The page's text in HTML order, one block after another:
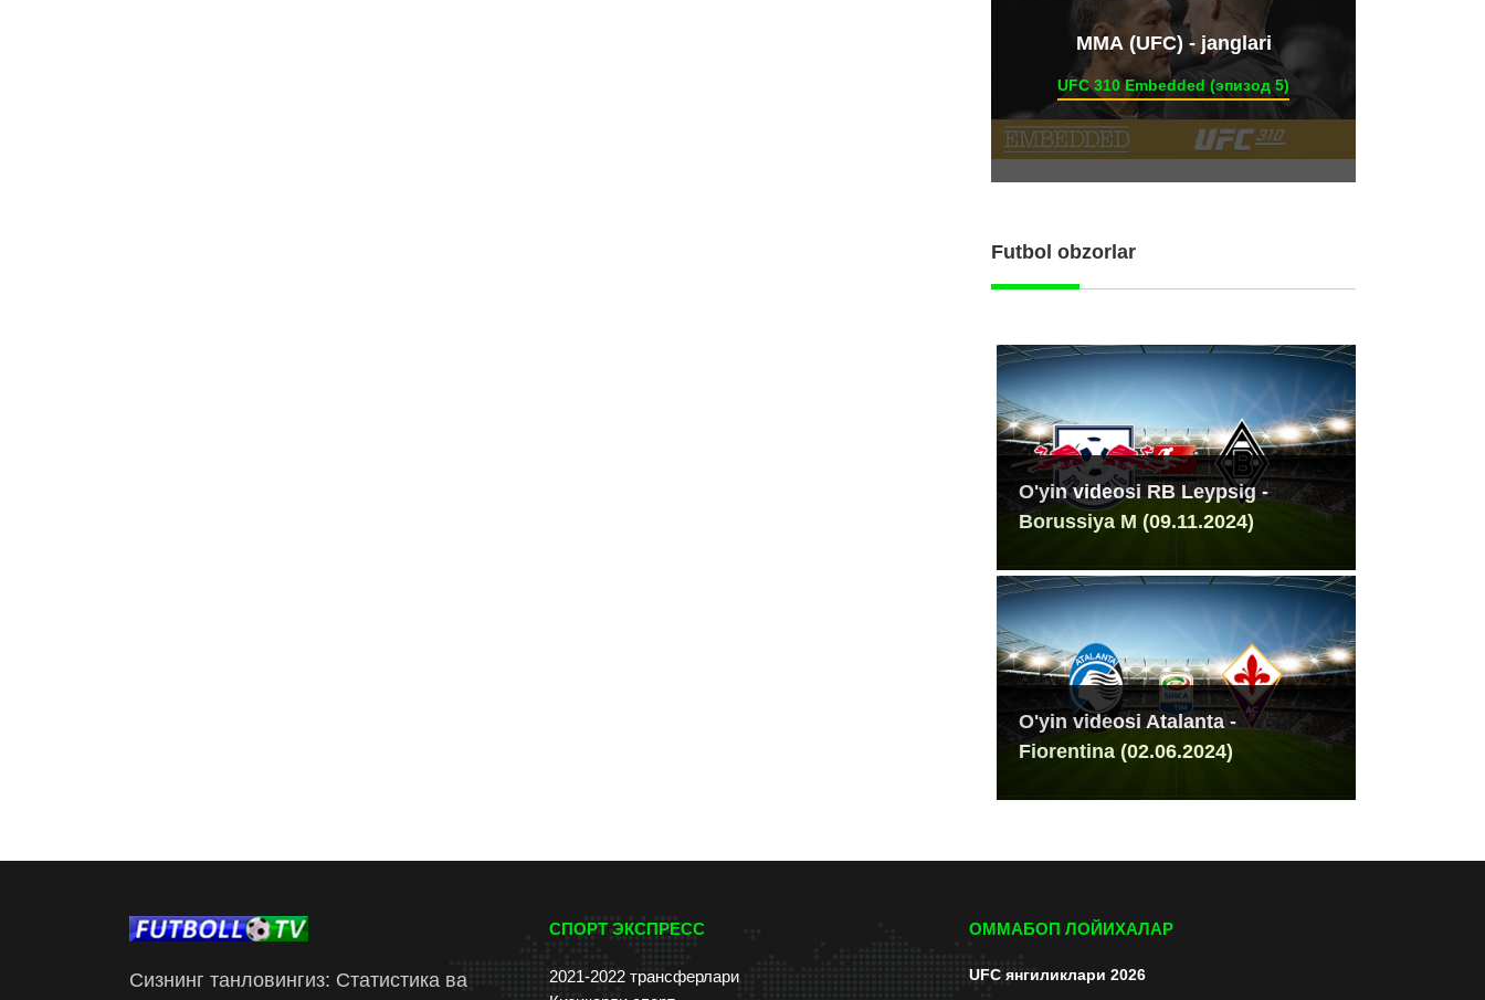
ММА (UFC) - janglari
UFC 310 Embedded (эпизод 5)
Futbol obzorlar
O'yin videosi RB Leypsig -
Borussiya M (09.11.2024)
O'yin videosi Atalanta -
Fiorentina (02.06.2024)
Сизнинг танловингиз: Статистика ва
СПОРТ ЭКСПРЕСС
2021-2022 трансферлари
ОММАБОП ЛОЙИХАЛАР
UFC янгиликлари 2026